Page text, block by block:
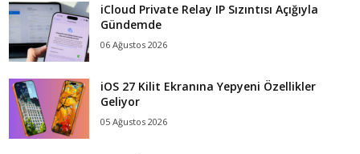
iCloud Private Relay IP Sızıntısı Açığıyla
Gündemde
06 Ağustos 2026
iOS 27 Kilit Ekranına Yepyeni Özellikler
Geliyor
05 Ağustos 2026